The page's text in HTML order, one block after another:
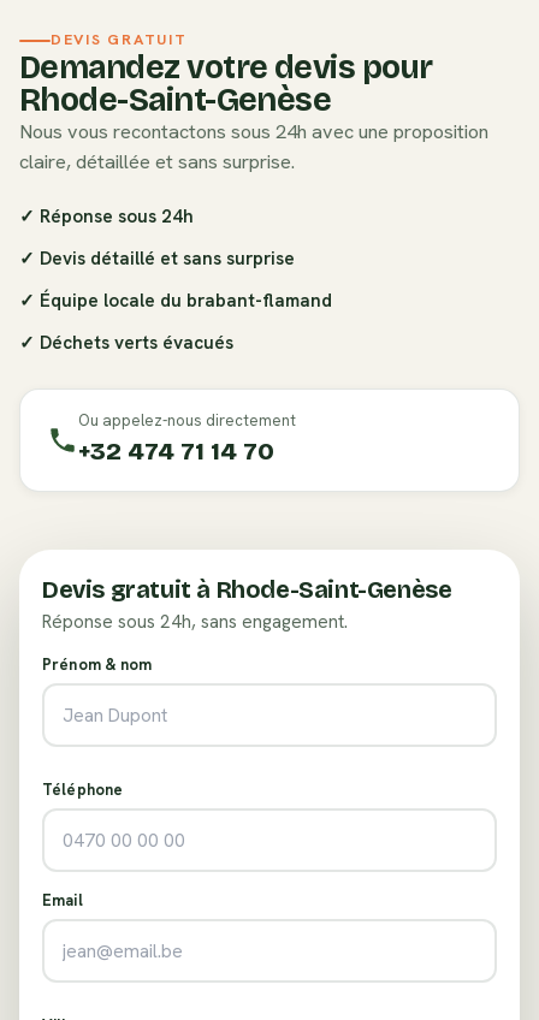
DEVIS GRATUIT
Demandez votre devis pour
Rhode-Saint-Genèse
Nous vous recontactons sous 24h avec une proposition
claire, détaillée et sans surprise.
✓ Réponse sous 24h
✓ Devis détaillé et sans surprise
✓ Équipe locale du brabant-flamand
✓ Déchets verts évacués
Ou appelez-nous directement
+32 474 71 14 70
Devis gratuit à Rhode-Saint-Genèse
Réponse sous 24h, sans engagement.
Prénom & nom
Téléphone
Email